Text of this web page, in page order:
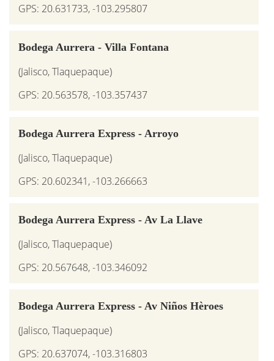
GPS: 20.631733, -103.295807
Bodega Aurrera - Villa Fontana
(Jalisco, Tlaquepaque)
GPS: 20.563578, -103.357437
Bodega Aurrera Express - Arroyo
(Jalisco, Tlaquepaque)
GPS: 20.602341, -103.266663
Bodega Aurrera Express - Av La Llave
(Jalisco, Tlaquepaque)
GPS: 20.567648, -103.346092
Bodega Aurrera Express - Av Niños Hèroes
(Jalisco, Tlaquepaque)
GPS: 20.637074, -103.316803